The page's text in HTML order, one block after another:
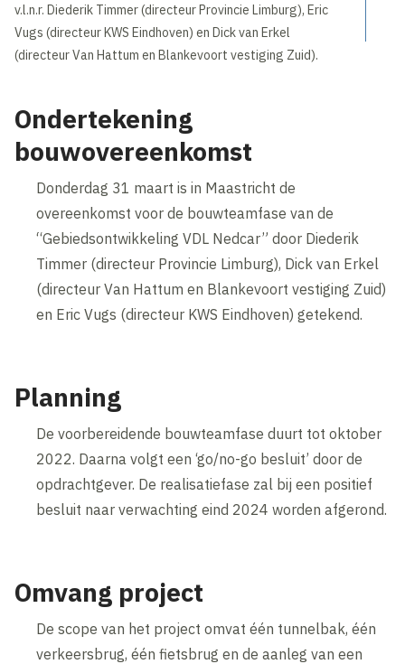
v.l.n.r. Diederik Timmer (directeur Provincie Limburg), Eric
Vugs (directeur KWS Eindhoven) en Dick van Erkel
(directeur Van Hattum en Blankevoort vestiging Zuid).
Ondertekening
bouwovereenkomst
Donderdag 31 maart is in Maastricht de
overeenkomst voor de bouwteamfase van de
“Gebiedsontwikkeling VDL Nedcar” door Diederik
Timmer (directeur Provincie Limburg), Dick van Erkel
(directeur Van Hattum en Blankevoort vestiging Zuid)
en Eric Vugs (directeur KWS Eindhoven) getekend.
Planning
De voorbereidende bouwteamfase duurt tot oktober
2022. Daarna volgt een ‘go/no-go besluit’ door de
opdrachtgever. De realisatiefase zal bij een positief
besluit naar verwachting eind 2024 worden afgerond.
Omvang project
De scope van het project omvat één tunnelbak, één
verkeersbrug, één fietsbrug en de aanleg van een